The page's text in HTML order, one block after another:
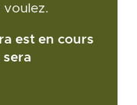
voulez.
est en cours
sera